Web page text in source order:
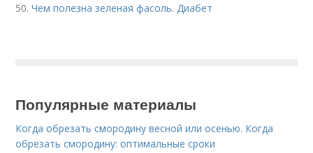
50.Чем полезна зеленая фасоль. Диабет
Популярные материалы
Когда обрезать смородину весной или осенью. Когда
обрезать смородину: оптимальные сроки